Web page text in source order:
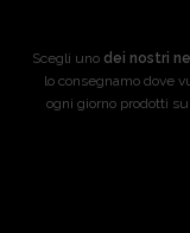
Scegli uno dei nostri
lo consegnamo dove
ogni giorno prodotti